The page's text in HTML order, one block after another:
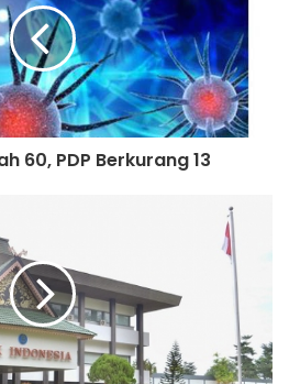
ini dilakukan secara
secara sukarela oleh
terbaru oleh Pemerintah
yang masuk dalam status
(ODP) terkait virus Corona.
dari data sebelumnya
dari Pulau Jawa
Jumlah ODP itu juga
60, PDP Berkurang 13